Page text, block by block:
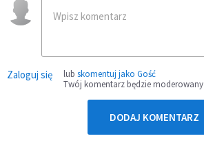
Zaloguj się lub skomentuj jako Gość
Twój komentarz będzie moderowany
DODAJ KOMENTARZ